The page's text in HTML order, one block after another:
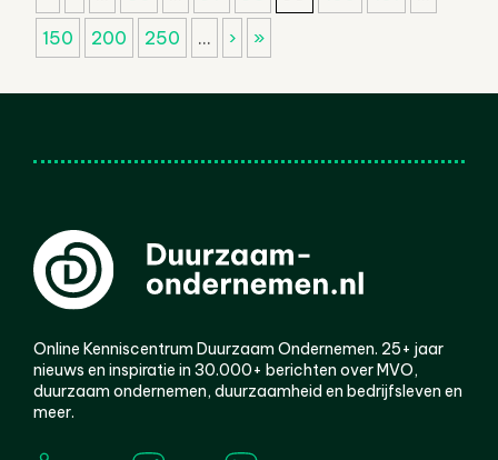
150
200 250 ... › »
Online Kenniscentrum Duurzaam Ondernemen. 25+ jaar
nieuws en inspiratie in 30.000+ berichten over MVO,
duurzaam ondernemen, duurzaamheid en bedrijfsleven en
meer.